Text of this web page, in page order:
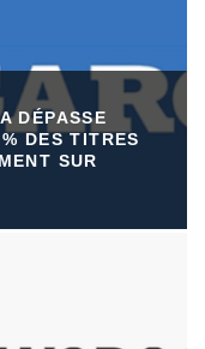
DÉPASSE
DES TITRES
SUR